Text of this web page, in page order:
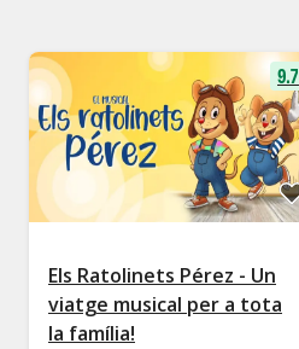
9.7
Els Ratolinets Pérez - Un
viatge musical per a tota
la família!